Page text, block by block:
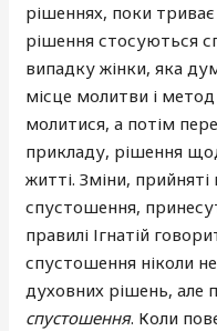
рішеннях, поки
рішення стосуються
випадку жінки, яка
місце молитви і
молитися, а потім
прикладу, рішення
житті. Зміни, прийняті
спустошення,
правилі Ігнатій
спустошення ніколи
духовних рішень, але
спустошення. Коли